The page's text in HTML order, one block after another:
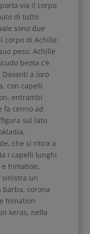
via il corpo
di tutto
sono due
corpo di Achille
peso. Achille
beota c’è
Davanti a loro
con capelli
entrambi
fa cenno ad
sul lato
che si ritira a
i capelli lunghi
himation,
un
barba, corona
himation
keras, nella